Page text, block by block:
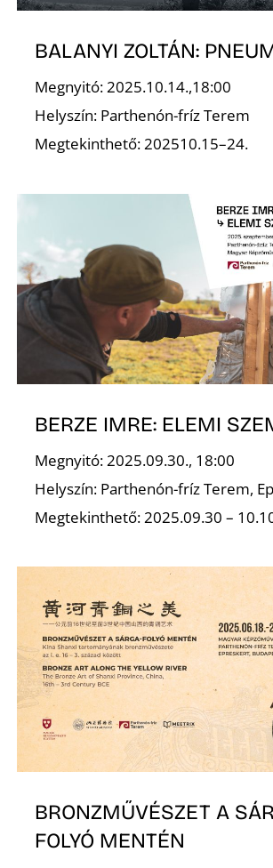
BALANYI ZOLTÁN:
Megnyitó: 2025.10.14.,18:00
Helyszín: Parthenón-fríz Terem
Megtekinthető: 202510.15–24.
BERZE IMRE: ELEMI
Megnyitó: 2025.09.30., 18:00
Helyszín: Parthenón-fríz Terem,
Megtekinthető: 2025.09.30 –
BRONZMŰVÉSZET A
FOLYÓ MENTÉN